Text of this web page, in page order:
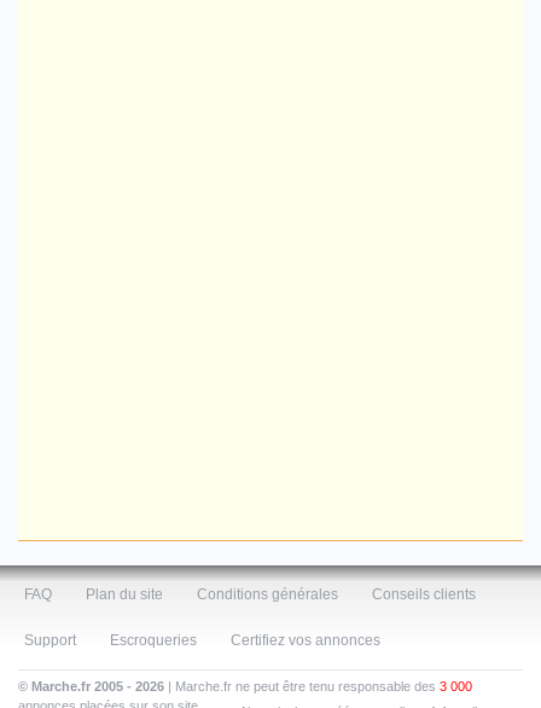
FAQ Plan du site Conditions générales Conseils clients
Support Escroqueries Certifiez vos annonces
© Marche.fr 2005 - 2026 | Marche.fr ne peut être tenu responsable des 3 000